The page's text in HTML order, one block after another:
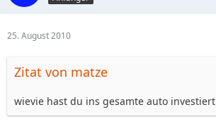
25. August 2010
Zitat von matze
wievie hast du ins gesamte auto investiert